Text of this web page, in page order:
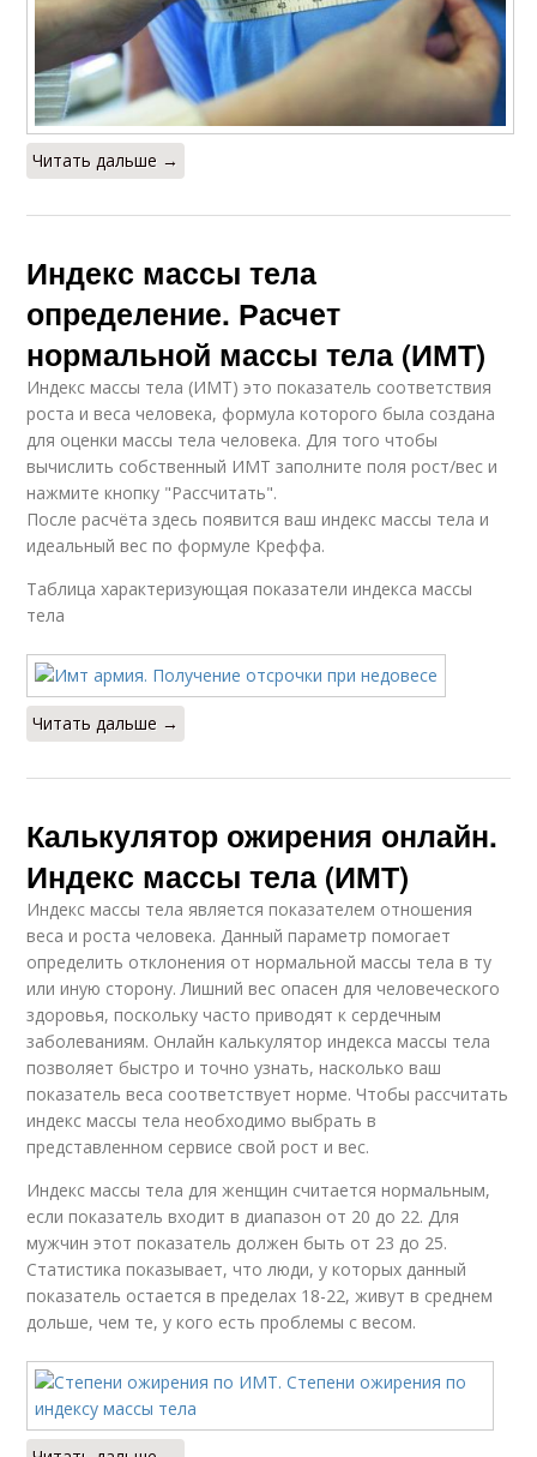
Читать дальше →
Индекс массы тела
определение. Расчет
нормальной массы тела (ИМТ)
Индекс массы тела (ИМТ) это показатель соответствия
роста и веса человека, формула которого была создана
для оценки массы тела человека. Для того чтобы
вычислить собственный ИМТ заполните поля рост/вес и
нажмите кнопку "Рассчитать".
После расчёта здесь появится ваш индекс массы тела и
идеальный вес по формуле Креффа.
Таблица характеризующая показатели индекса массы
тела
Читать дальше →
Калькулятор ожирения онлайн.
Индекс массы тела (ИМТ)
Индекс массы тела является показателем отношения
веса и роста человека. Данный параметр помогает
определить отклонения от нормальной массы тела в ту
или иную сторону. Лишний вес опасен для человеческого
здоровья, поскольку часто приводят к сердечным
заболеваниям. Онлайн калькулятор индекса массы тела
позволяет быстро и точно узнать, насколько ваш
показатель веса соответствует норме. Чтобы рассчитать
индекс массы тела необходимо выбрать в
представленном сервисе свой рост и вес.
Индекс массы тела для женщин считается нормальным,
если показатель входит в диапазон от 20 до 22. Для
мужчин этот показатель должен быть от 23 до 25.
Статистика показывает, что люди, у которых данный
показатель остается в пределах 18-22, живут в среднем
дольше, чем те, у кого есть проблемы с весом.